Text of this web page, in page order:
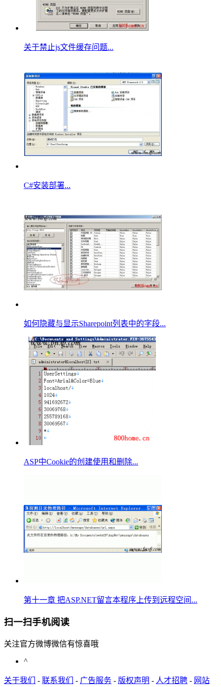
关于禁止js文件缓存问题...
C#安装部署...
如何隐藏与显示Sharepoint列表中的字段...
ASP中Cookie的创建使用和删除...
第十一章 把ASP.NET留言本程序上传到远程空间...
扫一扫手机阅读
关注官方微博微信有惊喜哦
^
关于我们 - 联系我们 - 广告服务 - 版权声明 - 人才招聘 - 网站